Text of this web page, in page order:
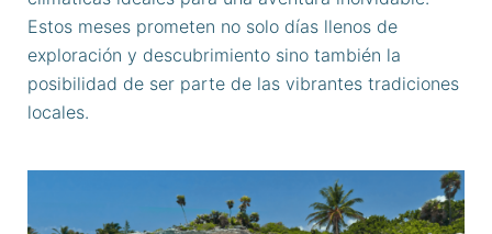
Estos meses prometen no solo días llenos de
exploración y descubrimiento sino también la
posibilidad de ser parte de las vibrantes tradiciones
locales.